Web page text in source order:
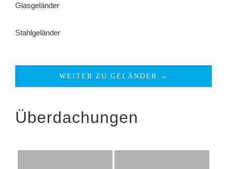
Glasgeländer
Stahlgeländer
WEITER ZU GELÄNDER →
Überdachungen